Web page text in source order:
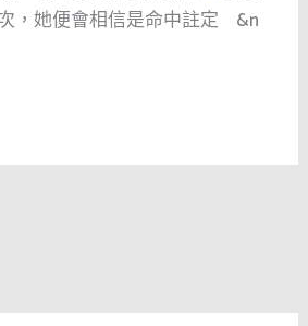
，她便會相信是命中註定 &n